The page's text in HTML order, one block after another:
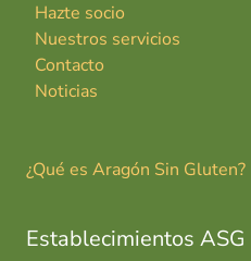
Hazte socio
Nuestros servicios
Contacto
Noticias
¿Qué es Aragón Sin Gluten?
Establecimientos ASG